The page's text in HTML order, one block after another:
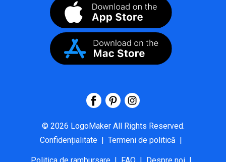
© 2026 LogoMaker All Rights Reserved.
Confidențialitate | Termeni de politică |